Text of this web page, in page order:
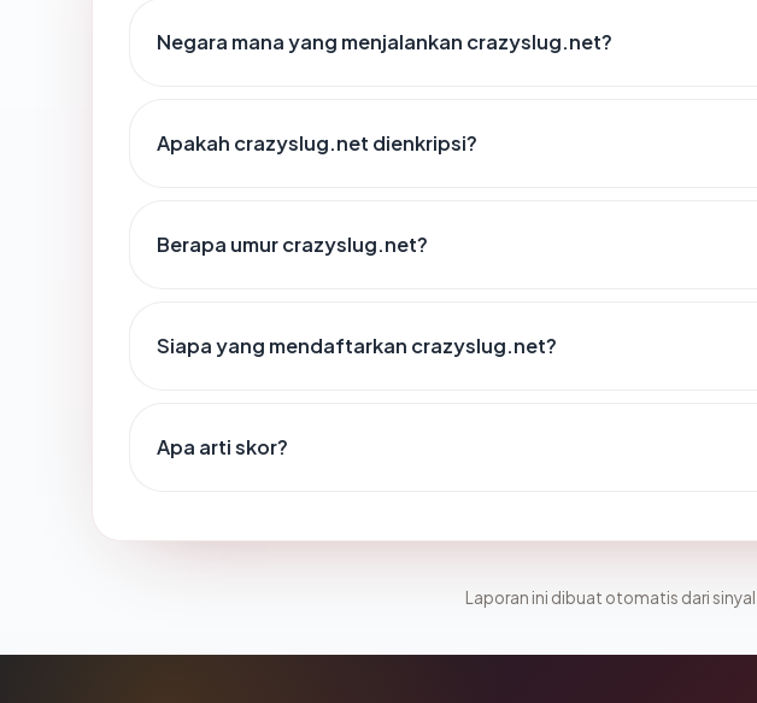
Negara mana yang menjalankan crazyslug.net?
Apakah crazyslug.net dienkripsi?
Berapa umur crazyslug.net?
Siapa yang mendaftarkan crazyslug.net?
Apa arti skor?
Laporan ini dibuat otomatis dari